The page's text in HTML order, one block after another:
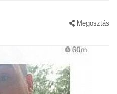
Megosztás